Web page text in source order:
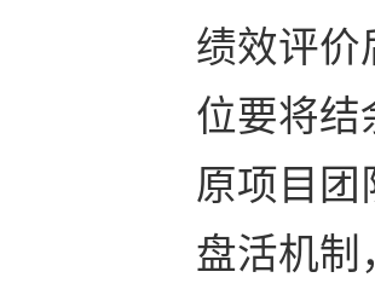
绩效评价
位要将结
原项目团
盘活机制